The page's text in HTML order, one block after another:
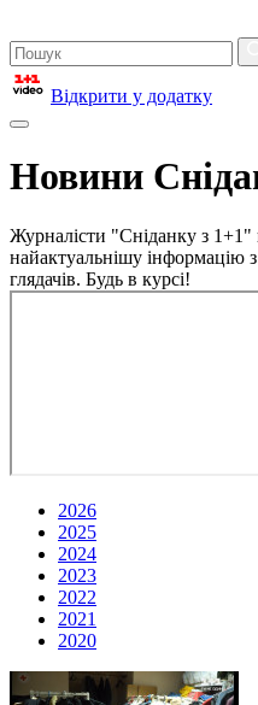
Відкрити у додатку
Новини
Журналісти "Сніданку з 1+1"
найактуальнішу інформацію
глядачів. Будь в курсі!
2026
2025
2024
2023
2022
2021
2020